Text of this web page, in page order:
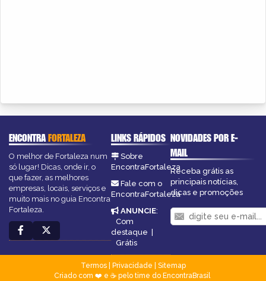
ENCONTRAFORTALEZA
O melhor de Fortaleza num
só lugar! Dicas, onde ir, o
que fazer, as melhores
empresas, locais, serviços e
muito mais no guia Encontra
Fortaleza.
LINKS RÁPIDOS
Sobre
EncontraFortaleza
Fale com o
EncontraFortaleza
ANUNCIE:
Com
destaque |
Grátis
NOVIDADES POR E-
MAIL
Receba grátis as
principais notícias,
dicas e promoções
Termos| Privacidade
Sitemap
Criado com ❤️ e ☕ pelo time do EncontraBrasil